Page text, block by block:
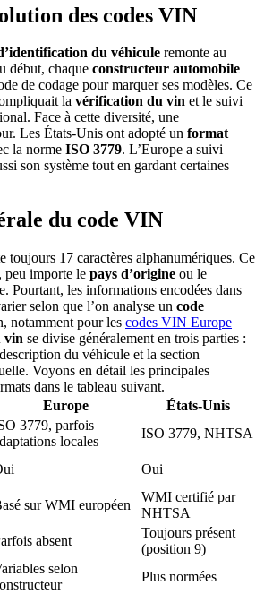
des codes VIN
du véhicule remonte au
début, chaque constructeur automobile
de codage pour marquer ses modèles. Ce
la vérification du vin et le suivi
Face à cette diversité, une
Les États-Unis ont adopté un format
la norme ISO 3779. L’Europe a suivi
son système tout en gardant certaines
du code VIN
toujours 17 caractères alphanumériques. Ce
peu importe le pays d’origine ou le
Pourtant, les informations encodées dans
selon que l’on analyse un code
notamment pour les codes VIN Europe
vin se divise généralement en trois parties :
du véhicule et la section
Voyons en détail les principales
dans le tableau suivant.
Europe
États-Unis
3779, parfois
locales
ISO 3779, NHTSA
Oui
sur WMI européen
WMI certifié par
NHTSA
absent
Toujours présent
(position 9)
selon
Plus normées